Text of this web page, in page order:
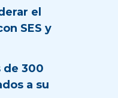
el
SES y
de 300
a su